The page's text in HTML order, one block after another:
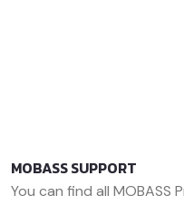
MOBASS SUPPORT
You can find all MOBASS